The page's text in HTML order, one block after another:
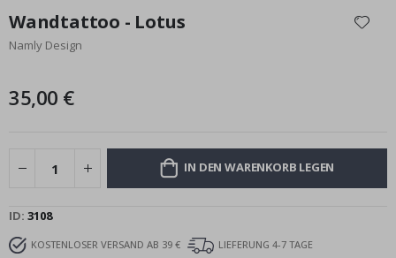
der
Bildgalerie
Wandtattoo - Lotus
Namly Design
35,00 €
IN DEN WARENKORB LEGEN
ID 3108
KOSTENLOSER VERSAND AB 39 €
LIEFERUNG 4-7 TAGE